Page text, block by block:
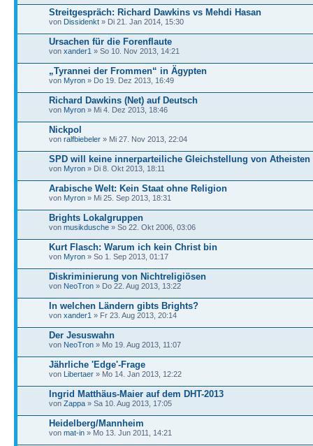
Streitgespräch: Richard Dawkins vs Mehdi Hasan
von Dissidenkt » Di 21. Jan 2014, 15:30
Ursachen für die Forenflaute
von xander1 » So 10. Nov 2013, 14:21
„Tyrannei der Frommen“ in Ägypten
von Myron » Do 19. Dez 2013, 16:49
Richard Dawkins (Net) auf Deutsch
von Myron » Mi 4. Dez 2013, 18:46
Nickpol
von ralfbiebeler » Mi 27. Nov 2013, 22:04
SPD will keine innerparteiliche Gleichstellung von Atheisten
von Myron » Di 8. Okt 2013, 18:11
Arabische Welt: Kein Staat ohne Religion
von Myron » Mi 25. Sep 2013, 18:31
Brights Lokalgruppen
von musikdusche » So 22. Okt 2006, 03:06
Kurt Flasch: Warum ich kein Christ bin
von Myron » So 1. Sep 2013, 01:17
Diskriminierung von Nichtreligiösen
von NeoTron » Do 22. Aug 2013, 13:22
In welchen Ländern gibts Brights?
von xander1 » Fr 23. Aug 2013, 20:14
Der Jesuswahn
von NeoTron » Mo 19. Aug 2013, 11:07
Jährliche 'Edge'-Frage
von Libertaer » Mo 14. Jan 2013, 12:22
Ingrid Matthäus-Maier auf dem DHT-2013
von Zappa » Sa 10. Aug 2013, 17:05
Heidelberg/Mannheim
von mat-in » Mo 13. Jun 2011, 14:21